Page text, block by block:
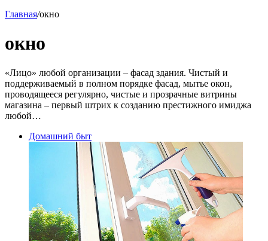
Главная/окно
окно
«Лицо» любой организации – фасад здания. Чистый и
поддерживаемый в полном порядке фасад, мытье окон,
проводящееся регулярно, чистые и прозрачные витрины
магазина – первый штрих к созданию престижного имиджа
любой…
Домашний быт